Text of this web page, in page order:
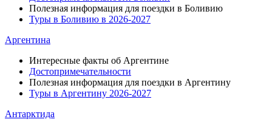
Полезная информация для поездки в Боливию
Туры в Боливию в 2026-2027
Аргентина
Интересные факты об Аргентине
Достопримечательности
Полезная информация для поездки в Аргентину
Туры в Аргентину 2026-2027
Антарктида